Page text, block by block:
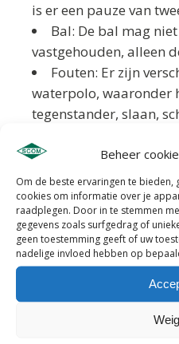
Beheer
Om de beste ervaringen te
cookies om informatie over je
raadplegen. Door in te stemmen
gegevens zoals surfgedrag of
geen toestemming geeft of uw
nadelige invloed hebben op
is er een pauze van
Bal: De bal mag
vastgehouden, alleen
Fouten: Er zijn
waterpolo, waaronder
tegenstander, slaan,
aan de tegenstander
toegekend.
Strafworp: Een
wanneer een speler
maakt tegen een
doel. De speler die de
vanaf een afstand van
scoren tegen de